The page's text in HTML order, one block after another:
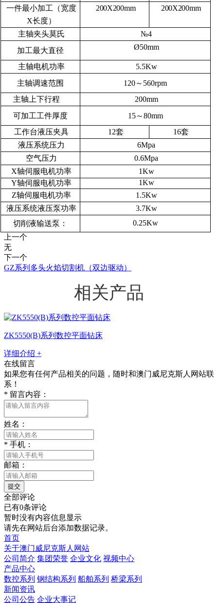
一件最小加工（宽度
X长度）
200X200mm 200X200mm
主轴夹头莫氏
№4
加工最大直径
Ø50mm
主轴电机功率
5.5Kw
主轴调速范围
120～560rpm
主轴上下行程
200mm
可加工工件厚度
15～80mm
工作台液压夹具
12套
16套
液压系统压力
6Mpa
空气压力
0.6Mpa
X轴伺服电机功率
1Kw
Y轴伺服电机功率
1Kw
Z轴伺服电机功率
1.5Kw
液压系统液压泵功率
3.7Kw
切削液输送泵：
0.25Kw
上一个
无
下一个
GZ系列多头火焰切割机（双边驱动）
相关产品
ZK5550(B)系列数控平面钻床
详细介绍 +
在线留言
如果您有任何产品相关的问题，随时和澳门威尼克斯人网站联
系！
* 留言内容：
姓名：
* 手机：
邮箱：
提交
全部评论
已有0条评论
暂时没有内容信息显示
请先在网站后台添加数据记录。
首页
关于澳门威尼克斯人网站
公司简介 集团荣誉 企业文化 视频中心
产品中心
数控系列 钢结构系列 船舶系列 桥梁系列
新闻资讯
公司公告 企业大事记